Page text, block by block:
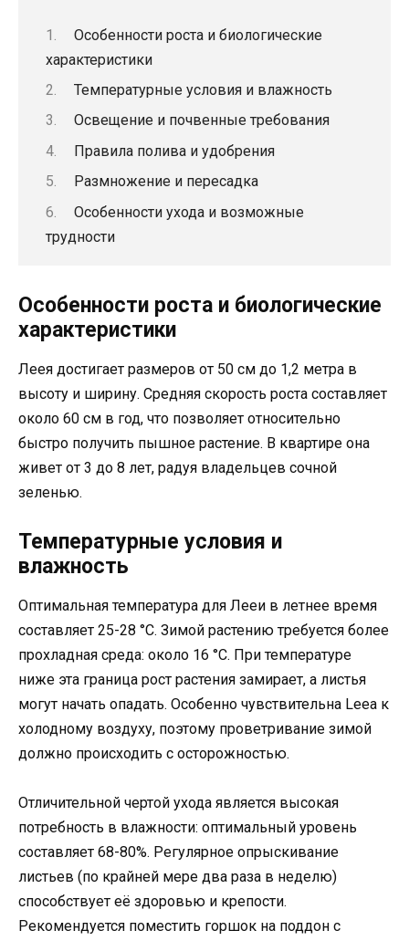
Особенности роста и биологические
характеристики
Температурные условия и влажность
Освещение и почвенные требования
Правила полива и удобрения
Размножение и пересадка
Особенности ухода и возможные
трудности
Особенности роста и биологические
характеристики
Леея достигает размеров от 50 см до 1,2 метра в
высоту и ширину. Средняя скорость роста составляет
около 60 см в год, что позволяет относительно
быстро получить пышное растение. В квартире она
живет от 3 до 8 лет, радуя владельцев сочной
зеленью.
Температурные условия и
влажность
Оптимальная температура для Лееи в летнее время
составляет 25-28 °C. Зимой растению требуется более
прохладная среда: около 16 °C. При температуре
ниже эта граница рост растения замирает, а листья
могут начать опадать. Особенно чувствительна Leea к
холодному воздуху, поэтому проветривание зимой
должно происходить с осторожностью.
Отличительной чертой ухода является высокая
потребность в влажности: оптимальный уровень
составляет 68-80%. Регулярное опрыскивание
листьев (по крайней мере два раза в неделю)
способствует её здоровью и крепости.
Рекомендуется поместить горшок на поддон с